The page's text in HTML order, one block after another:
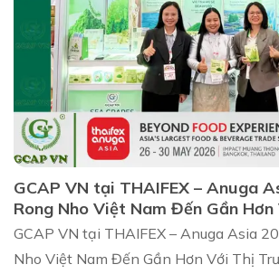
GCAP VN tại THAIFEX – Anuga
Rong Nho Việt Nam Đến Gần
Trường Quốc Tế
GCAP VN tại THAIFEX – Anuga Asia
Nho Việt Nam Đến Gần Hơn Với Thị